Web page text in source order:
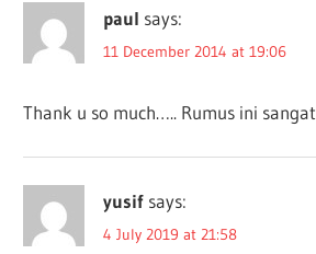
paul says:
11 December 2014 at 19:06
Thank u so much….. Rumus ini
yusif says:
4 July 2019 at 21:58